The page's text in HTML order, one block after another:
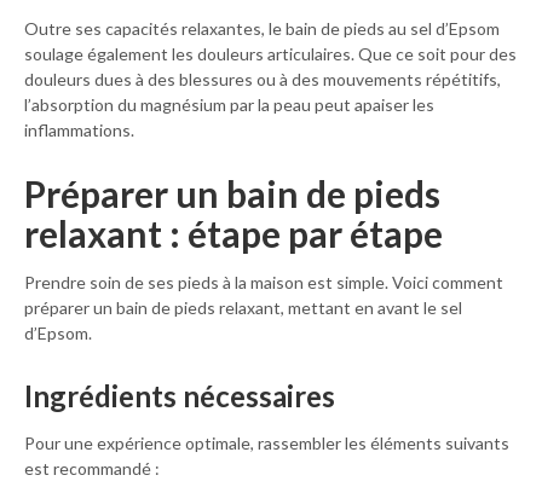
Outre ses capacités relaxantes, le bain de pieds au sel d’Epsom
soulage également les douleurs articulaires. Que ce soit pour des
douleurs dues à des blessures ou à des mouvements répétitifs,
l’absorption du magnésium par la peau peut apaiser les
inflammations.
Préparer un bain de pieds
relaxant : étape par étape
Prendre soin de ses pieds à la maison est simple. Voici comment
préparer un bain de pieds relaxant, mettant en avant le sel
d’Epsom.
Ingrédients nécessaires
Pour une expérience optimale, rassembler les éléments suivants
est recommandé :